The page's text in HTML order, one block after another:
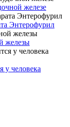
железе
Энтерофурил
железы
у человека